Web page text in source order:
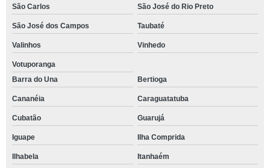
São Carlos São José do Rio Preto
São José dos Campos Taubaté
Valinhos Vinhedo
Votuporanga
Barra do Una
Bertioga
Cananéia Caraguatatuba
Cubatão Guarujá
Iguape Ilha Comprida
Ilhabela Itanhaém